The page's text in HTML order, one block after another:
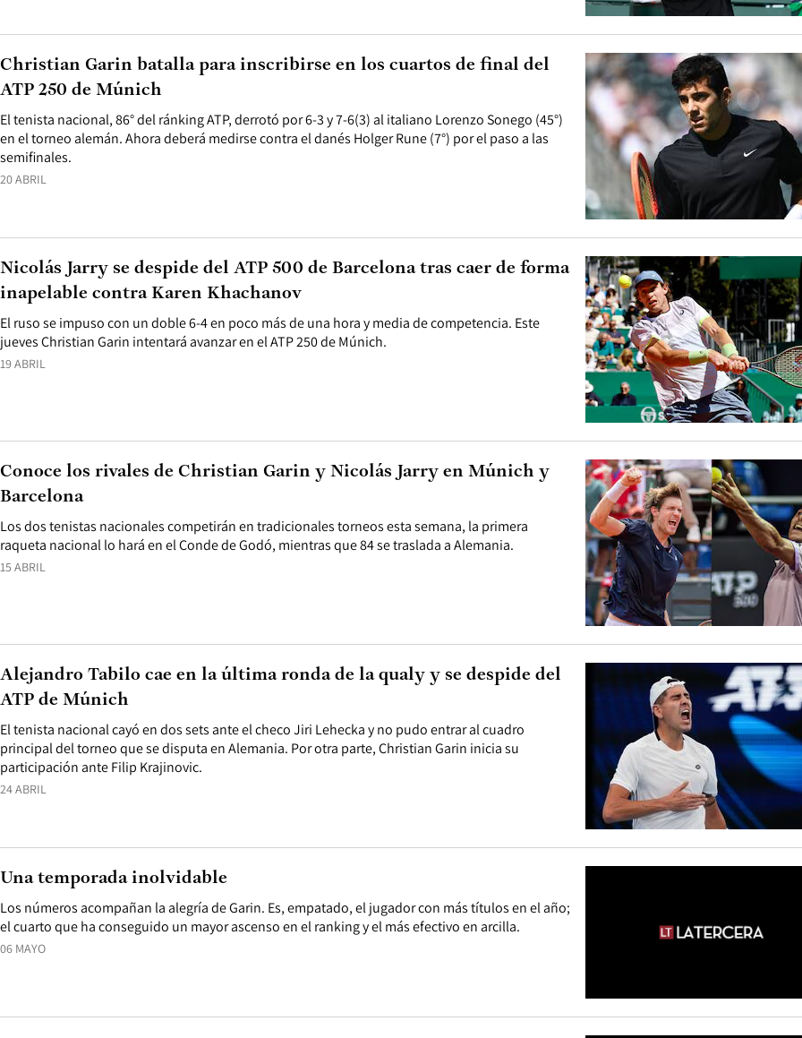
20 ABRIL
El tenista nacional, 86° del ránking ATP, derrotó por 6-3 y 7-6(3) al italiano Lorenzo Sonego (45°)
en el torneo alemán. Ahora deberá medirse contra el danés Holger Rune (7°) por el paso a las
semifinales.
Christian Garin batalla para inscribirse en los cuartos de final del
ATP 250 de Múnich
19 ABRIL
El ruso se impuso con un doble 6-4 en poco más de una hora y media de competencia. Este
jueves Christian Garin intentará avanzar en el ATP 250 de Múnich.
Nicolás Jarry se despide del ATP 500 de Barcelona tras caer de forma
inapelable contra Karen Khachanov
15 ABRIL
Los dos tenistas nacionales competirán en tradicionales torneos esta semana, la primera
raqueta nacional lo hará en el Conde de Godó, mientras que 84 se traslada a Alemania.
Conoce los rivales de Christian Garin y Nicolás Jarry en Múnich y
Barcelona
24 ABRIL
El tenista nacional cayó en dos sets ante el checo Jiri Lehecka y no pudo entrar al cuadro
principal del torneo que se disputa en Alemania. Por otra parte, Christian Garin inicia su
participación ante Filip Krajinovic.
Alejandro Tabilo cae en la última ronda de la qualy y se despide del
ATP de Múnich
06 MAYO
Los números acompañan la alegría de Garin. Es, empatado, el jugador con más títulos en el año;
el cuarto que ha conseguido un mayor ascenso en el ranking y el más efectivo en arcilla.
Una temporada inolvidable